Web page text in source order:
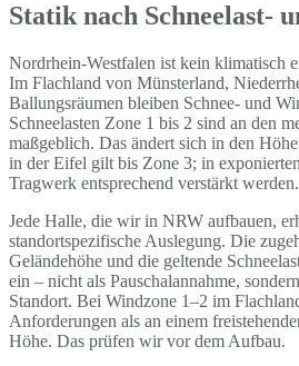
Statik nach Schneelast-
Nordrhein-Westfalen ist kein klimatisch
Im Flachland von Münsterland,
Ballungsräumen bleiben Schnee- und
Schneelasten Zone 1 bis 2 sind an den
maßgeblich. Das ändert sich in den
in der Eifel gilt bis Zone 3; in
Tragwerk entsprechend verstärkt werden.
Jede Halle, die wir in NRW aufbauen,
standortspezifische Auslegung. Die
Geländehöhe und die geltende
ein – nicht als Pauschalannahme,
Standort. Bei Windzone 1–2 im
Anforderungen als an einem
Höhe. Das prüfen wir vor dem Aufbau.